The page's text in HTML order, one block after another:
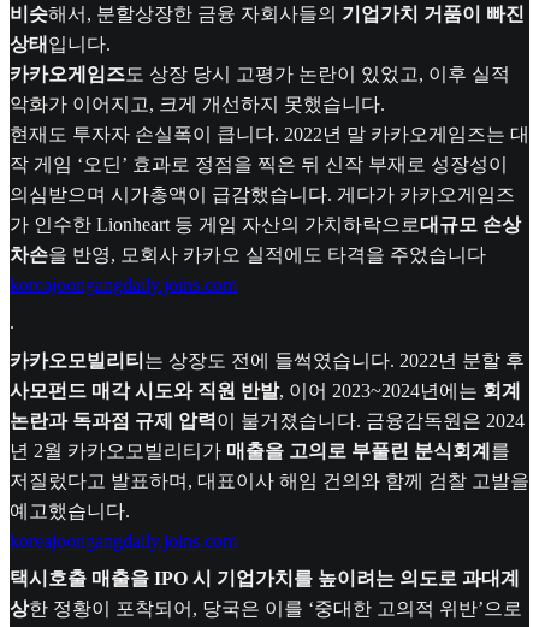
비슷해서, 분할상장한 금융 자회사들의 기업가치 거품이 빠진
상태 입니다.
카카오게임즈도 상장 당시 고평가 논란이 있었고, 이후 실적
악화가 이어지고, 크게 개선하지 못했습니다.
현재도 투자자 손실폭이 큽니다. 2022년 말 카카오게임즈는 대
작 게임 ‘오딘’ 효과로 정점을 찍은 뒤 신작 부재로 성장성이
의심받으며 시가총액이 급감했습니다. 게다가 카카오게임즈
가 인수한 Lionheart 등 게임 자산의 가치하락으로대규모 손상
차손을 반영, 모회사 카카오 실적에도 타격을 주었습니다
koreajoongangdaily.joins.com
.
카카오모빌리티 는 상장도 전에 들썩였습니다. 2022년 분할 후
사모펀드 매각 시도와 직원 반발, 이어 2023~2024년에는 회계
논란과 독과점 규제 압력이 불거졌습니다. 금융감독원은 2024
년 2월 카카오모빌리티가 매출을 고의로 부풀린 분식회계 를
저질렀다고 발표하며, 대표이사 해임 건의와 함께 검찰 고발을
예고했습니다.
koreajoongangdaily.joins.com
택시호출 매출을 IPO 시 기업가치를 높이려는 의도로 과대계
상한 정황이 포착되어, 당국은 이를 ‘중대한 고의적 위반’으로